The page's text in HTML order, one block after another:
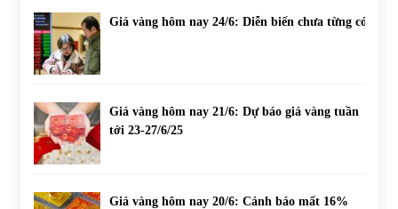
Giá vàng hôm nay 24/6: Diễn biến chưa từng có
Giá vàng hôm nay 21/6: Dự báo giá vàng tuần
tới 23-27/6/25
Giá vàng hôm nay 20/6: Cảnh báo mất 16%